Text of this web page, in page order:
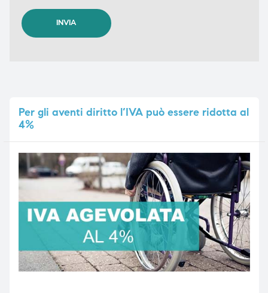
Pergli aventi diritto l’IVA può essere ridotta al
4%